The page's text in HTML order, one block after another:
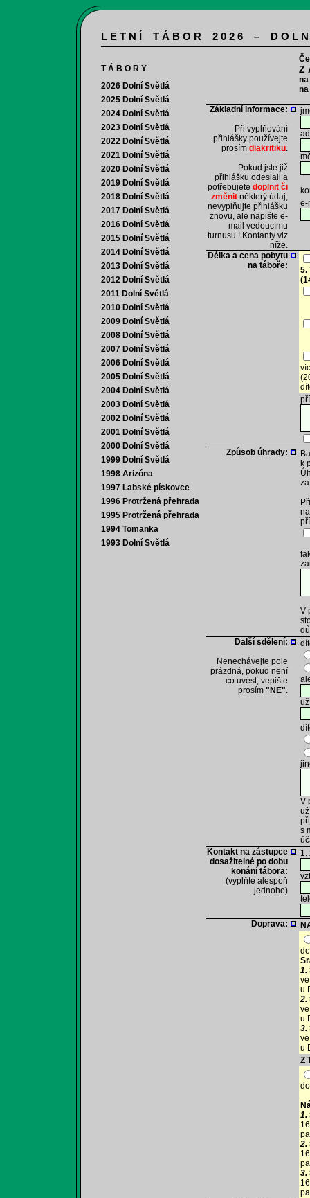
L E T N Í T Á B O R 2 0 2 6 – D O L
T Á B O R Y
2026 Dolní Světlá
2025 Dolní Světlá
2024 Dolní Světlá
2023 Dolní Světlá
2022 Dolní Světlá
2021 Dolní Světlá
2020 Dolní Světlá
2019 Dolní Světlá
2018 Dolní Světlá
2017 Dolní Světlá
2016 Dolní Světlá
2015 Dolní Světlá
2014 Dolní Světlá
2013 Dolní Světlá
2012 Dolní Světlá
2011 Dolní Světlá
2010 Dolní Světlá
2009 Dolní Světlá
2008 Dolní Světlá
2007 Dolní Světlá
2006 Dolní Světlá
2005 Dolní Světlá
2004 Dolní Světlá
2003 Dolní Světlá
2002 Dolní Světlá
2001 Dolní Světlá
2000 Dolní Světlá
1999 Dolní Světlá
1998 Arizóna
1997 Labské pískovce
1996 Protržená přehrada
1995 Protržená přehrada
1994 Tomanka
1993 Dolní Světlá
Z
Základní informace:
Při vyplňování
přihlášky používejte
prosím diakritiku.
Pokud jste již
přihlášku odeslali a
potřebujete doplnit či
změnit některý údaj,
nevyplňujte přihlášku
znovu, ale napište e-
mail vedoucímu
turnusu ! Kontanty viz
níže.
e-
Délka a cena pobytu
na táboře:
5.
Způsob úhrady:
k
V
Další sdělení:
Nenechávejte pole
prázdná, pokud není
co uvést, vepište
prosím "NE".
V
s
Kontakt na zástupce
dosažitelné po dobu
konání tábora:
(vyplňte alespoň
jednoho)
1.
Doprava:
1.
u
2.
u
3.
u
Z
1.
2.
3.